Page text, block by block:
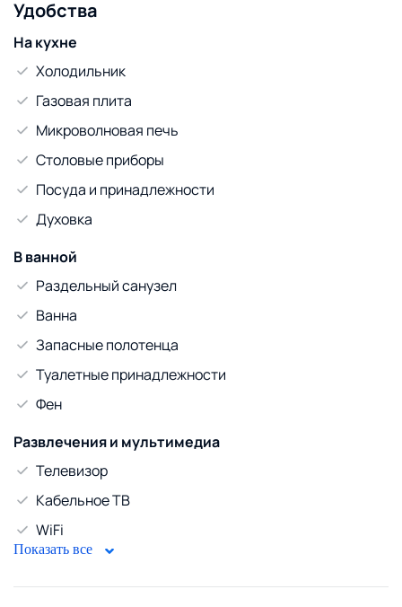
Удобства
На кухне
Холодильник
Газовая плита
Микроволновая печь
Столовые приборы
Посуда и принадлежности
Духовка
В ванной
Раздельный санузел
Ванна
Запасные полотенца
Туалетные принадлежности
Фен
Развлечения и мультимедиа
Телевизор
Кабельное ТВ
WiFi
Показать все